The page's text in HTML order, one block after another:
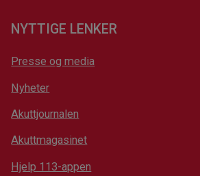
NYTTIGE LENKER
Presse og media
Nyheter
Akuttjournalen
Akuttmagasinet
Hjelp 113-appen